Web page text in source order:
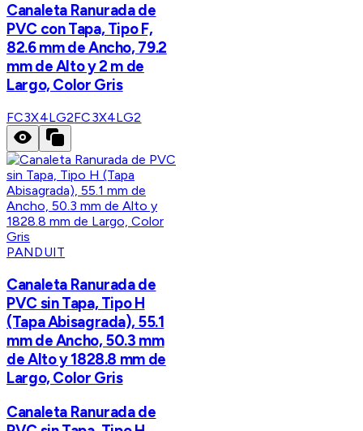
Canaleta Ranurada de
PVC con Tapa, Tipo F,
82.6 mm de Ancho, 79.2
mm de Alto y 2 m de
Largo, Color Gris
FC3X4LG2FC3X4LG2
PANDUIT
Canaleta Ranurada de
PVC sin Tapa, Tipo H
(Tapa Abisagrada), 55.1
mm de Ancho, 50.3 mm
de Alto y 1828.8 mm de
Largo, Color Gris
Canaleta Ranurada de